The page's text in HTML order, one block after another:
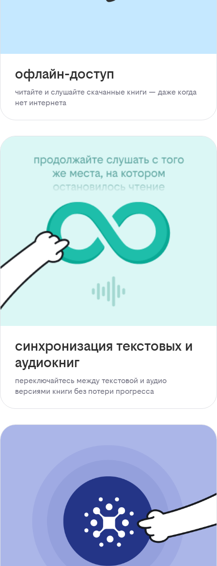
офлайн-доступ
читайте и слушайте скачанные книги — даже когда
нет интернета
синхронизация текстовых и
аудиокниг
переключайтесь между текстовой и аудио
версиями книги без потери прогресса